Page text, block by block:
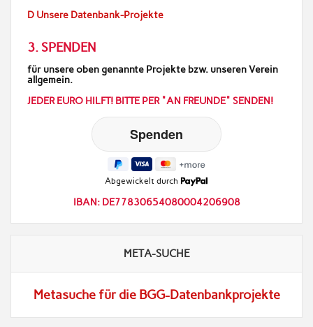
D Unsere Datenbank-Projekte
3. SPENDEN
für unsere oben genannte Projekte bzw. unseren Verein
allgemein.
JEDER EURO HILFT! BITTE PER "AN FREUNDE" SENDEN!
Abgewickelt durch
IBAN: DE77830654080004206908
META-SUCHE
Metasuche für die BGG-Datenbankprojekte